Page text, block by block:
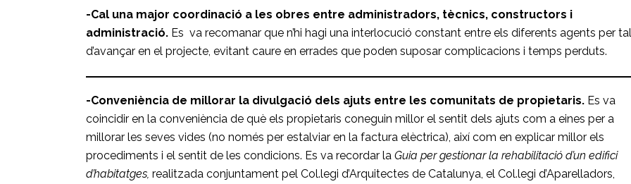
-Cal una major coordinació a les obres entre administradors, tècnics, constructors i
administració. Es va recomanar que n’hi hagi una interlocució constant entre els diferents agents per tal
d’avançar en el projecte, evitant caure en errades que poden suposar complicacions i temps perduts.
-Conveniència de millorar la divulgació dels ajuts entre les comunitats de propietaris. Es va
coincidir en la conveniència de què els propietaris coneguin millor el sentit dels ajuts com a eines per a
millorar les seves vides (no només per estalviar en la factura elèctrica), així com en explicar millor els
procediments i el sentit de les condicions. Es va recordar la Guia per gestionar la rehabilitació d’un edifici
d’habitatges, realitzada conjuntament pel Col.legi d’Arquitectes de Catalunya, el Col.legi d’Aparelladors,